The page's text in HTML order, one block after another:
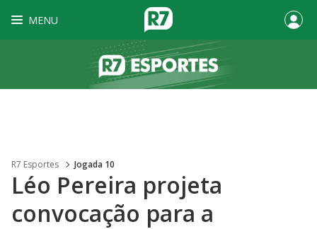
MENU
R7 Esportes Jogada 10
Léo Pereira projeta
convocação para a